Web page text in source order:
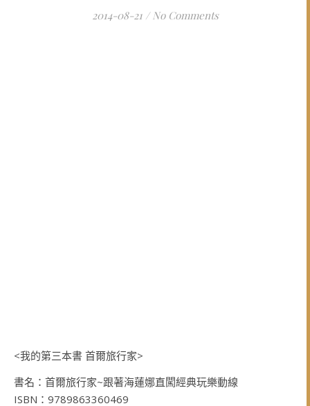
2014-08-21 / No Comments
<我的第三本書 首爾旅行家>
書名：首爾旅行家~跟著海蓮娜直闖經典玩樂動線
ISBN：9789863360469